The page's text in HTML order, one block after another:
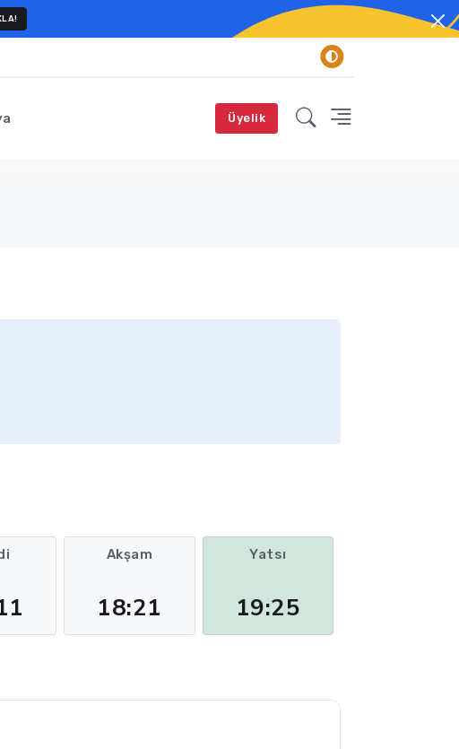
Üyelik
Akşam
18:21
Yatsı
19:25